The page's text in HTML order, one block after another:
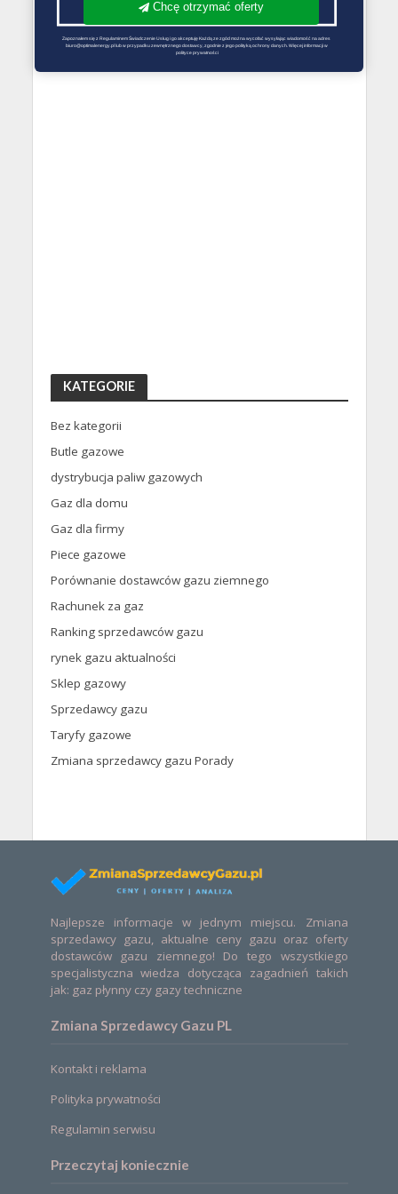
KATEGORIE
Bez kategorii
Butle gazowe
dystrybucja paliw gazowych
Gaz dla domu
Gaz dla firmy
Piece gazowe
Porównanie dostawców gazu ziemnego
Rachunek za gaz
Ranking sprzedawców gazu
rynek gazu aktualności
Sklep gazowy
Sprzedawcy gazu
Taryfy gazowe
Zmiana sprzedawcy gazu Porady
Najlepsze informacje w jednym miejscu. Zmiana
sprzedawcy gazu, aktualne ceny gazu oraz oferty
dostawców gazu ziemnego! Do tego wszystkiego
specjalistyczna wiedza dotycząca zagadnień takich
jak: gaz płynny czy gazy techniczne
Zmiana Sprzedawcy Gazu PL
Kontakt i reklama
Polityka prywatności
Regulamin serwisu
Przeczytaj koniecznie
Chcę otrzymać oferty
Zapoznałem się z Regulaminem Świadczenie Usług i go akceptuję Każdą ze zgód można wycofać wysyłając wiadomość na adres
biuro@optimalenergy.pl lub w przypadku zewnętrznego dostawcy, zgodnie z jego polityką ochrony danych. Więcej informacji w
polityce prywatności